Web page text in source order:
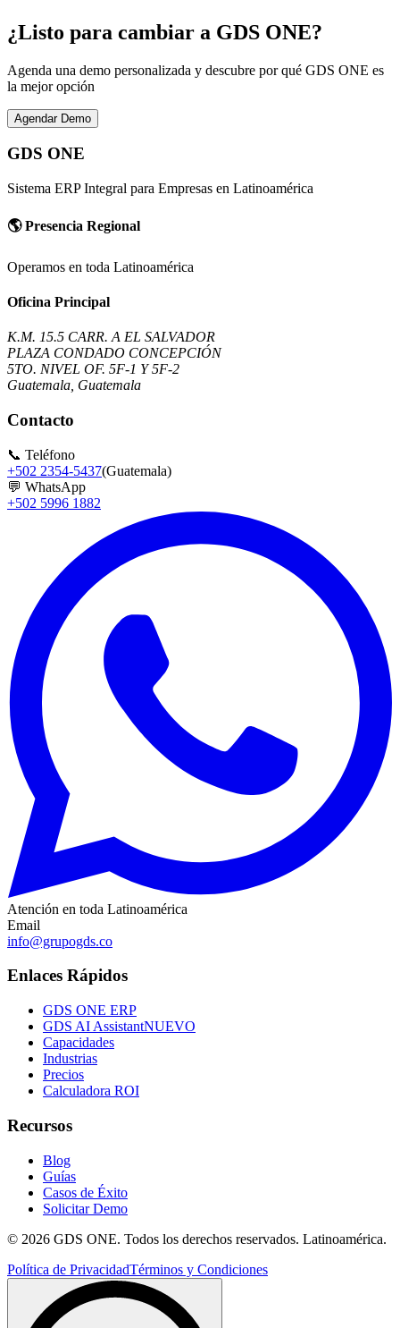
¿Listo para cambiar a GDS ONE?
Agenda una demo personalizada y descubre por qué GDS ONE es
la mejor opción
Agendar Demo
GDS ONE
Sistema ERP Integral para Empresas en Latinoamérica
🌎 Presencia Regional
Operamos en toda Latinoamérica
Oficina Principal
K.M. 15.5 CARR. A EL SALVADOR
PLAZA CONDADO CONCEPCIÓN
5TO. NIVEL OF. 5F-1 Y 5F-2
Guatemala, Guatemala
Contacto
📞 Teléfono
+502 2354-5437(Guatemala)
💬 WhatsApp
+502 5996 1882
Atención en toda Latinoamérica
Email
info@grupogds.co
Enlaces Rápidos
GDS ONE ERP
GDS AI AssistantNUEVO
Capacidades
Industrias
Precios
Calculadora ROI
Recursos
Blog
Guías
Casos de Éxito
Solicitar Demo
© 2026 GDS ONE. Todos los derechos reservados. Latinoamérica.
Política de PrivacidadTérminos y Condiciones